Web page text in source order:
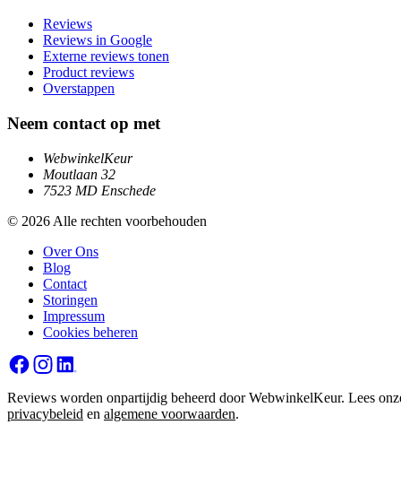
Reviews
Reviews in Google
Externe reviews tonen
Product reviews
Overstappen
Neem contact op met
WebwinkelKeur
Moutlaan 32
7523 MD Enschede
© 2026 Alle rechten voorbehouden
Over Ons
Blog
Contact
Storingen
Impressum
Cookies beheren
Reviews worden onpartijdig beheerd door WebwinkelKeur. Lees
privacybeleid en algemene voorwaarden.